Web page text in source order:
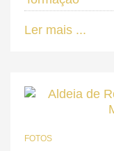
Ler mais ...
FOTOS